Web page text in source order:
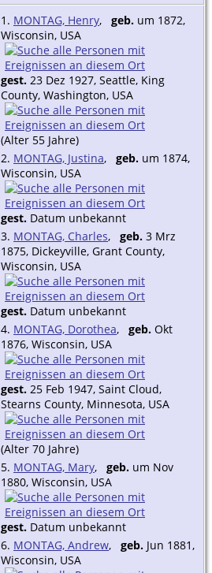
1. MONTAG, Henry, geb. um 1872,
Wisconsin, USA
gest. 23 Dez 1927, Seattle, King
County, Washington, USA
(Alter 55 Jahre)
2. MONTAG, Justina, geb. um 1874,
Wisconsin, USA
gest. Datum unbekannt
3. MONTAG, Charles, geb. 3 Mrz
1875, Dickeyville, Grant County,
Wisconsin, USA
gest. Datum unbekannt
4. MONTAG, Dorothea, geb. Okt
1876, Wisconsin, USA
gest. 25 Feb 1947, Saint Cloud,
Stearns County, Minnesota, USA
(Alter 70 Jahre)
5. MONTAG, Mary, geb. um Nov
1880, Wisconsin, USA
gest. Datum unbekannt
6. MONTAG, Andrew, geb. Jun 1881,
Wisconsin, USA